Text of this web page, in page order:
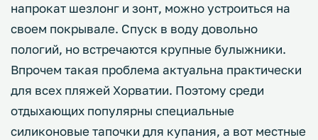
напрокат шезлонг и зонт, можно устроиться на
своем покрывале. Спуск в воду довольно
пологий, но встречаются крупные булыжники.
Впрочем такая проблема актуальна практически
для всех пляжей Хорватии. Поэтому среди
отдыхающих популярны специальные
силиконовые тапочки для купания, а вот местные